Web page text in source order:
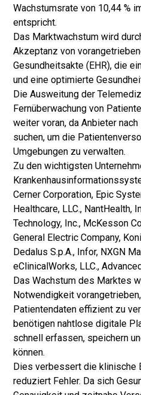
Wachstumsrate von 10,44 %
entspricht.
Das Marktwachstum wird
Akzeptanz von vorangetrieben
Gesundheitsakte (EHR), die
und eine optimierte
Die Ausweitung der
Fernüberwachung von
weiter voran, da Anbieter
suchen, um die
Umgebungen zu verwalten.
Zu den wichtigsten
Cerner Corporation, Epic
Healthcare, LLC., NantHealth,
Technology, Inc., McKesson
General Electric Company,
Dedalus S.p.A., Infor, NXGN
eClinicalWorks, LLC.,
Das Wachstum des Marktes
Notwendigkeit
Patientendaten effizient zu
benötigen nahtlose digitale
schnell erfassen, speichern
können.
Dies verbessert die klinische
reduziert Fehler. Da sich